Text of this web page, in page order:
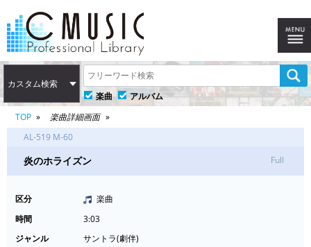
カスタム検索
楽曲
アルバム
TOP
楽曲詳細画面
AL-519 M-60
炎のホライズン Full
区分
楽曲
時間
3:03
ジャンル
サントラ(劇伴)